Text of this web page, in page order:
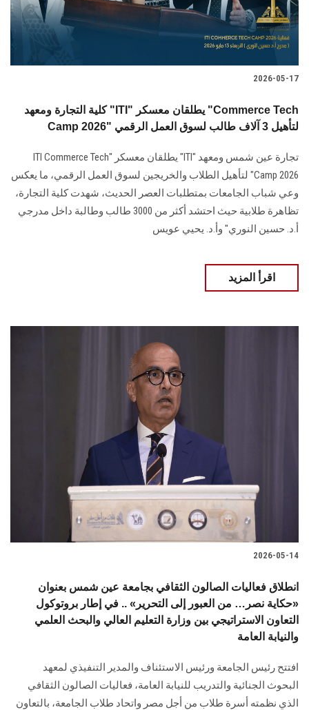
2026-05-17
كلية التجارة ومعهد "ITI" يطلقان معسكر "Commerce Tech
Camp 2026" لتأهيل 3 آلاف طالب لسوق العمل الرقمي
تجارة عين شمس ومعهد "ITI" يطلقان معسكر "ITI Commerce Tech
Camp 2026" لتأهيل الطلاب والخريجين لسوق العمل الرقمي، ما يعكس
وعي شباب الجامعات بمتطلبات العصر الحديث، شهدت كلية التجارة،
تظاهرة طلابية حيث احتشد أكثر من 3000 طالب وطالبة داخل مدرجي
أ.د. حسين النوري" وأ.د. يحيي عويس
اقرأ المزيد
2026-05-14
انطلاق فعاليات الصالون الثقافي بجامعة عين شمس بعنوان
«حكاية نصر… من العبور إلى التحرير» .. في إطار بروتوكول
التعاون الاستراتيجي بين وزارة التعليم العالي والبحث العلمي
والنيابة العامة
افتتح رئيس الجامعة ورئيس الاستئناف والمدير التنفيذي لمعهد
البحوث الجنائية والتدريب للنيابة العامة، فعاليات الصالون الثقافي
الذي نظمته أسرة طلاب من أجل مصر واتحاد طلاب الجامعة، بالتعاون